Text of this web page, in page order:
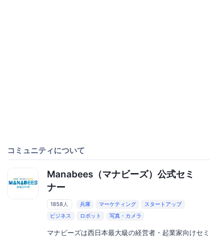
コミュニティについて
Manabees（マナビーズ）公式セミ
ナー
1858人 兵庫 マーケティング
スタートアップ
ビジネス
ロボット 写真・カメラ
マナビーズは西日本最大級の経営者・起業家向けセミ